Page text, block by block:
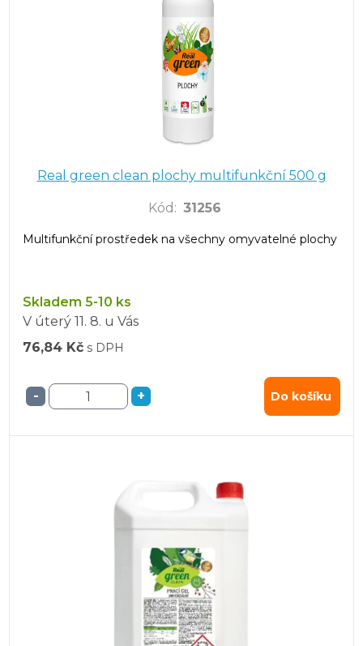
Real green clean plochy multifunkční 500 g
Kód : 31256
Multifunkční prostředek na všechny omyvatelné plochy
Skladem 5-10 ks
V úterý 11. 8. u Vás
76,84 Kč s DPH
- + Do košíku